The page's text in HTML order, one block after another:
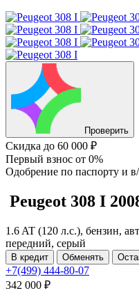
Проверить
Скидка до 60 000 ₽
Первый взнос от 0%
Одобрение по паспорту и
Peugeot 308 I
1.6 AT (120 л.с.), бензин,
передний, серый
В кредит Обменять
+7(499) 444-80-07
342 000 ₽